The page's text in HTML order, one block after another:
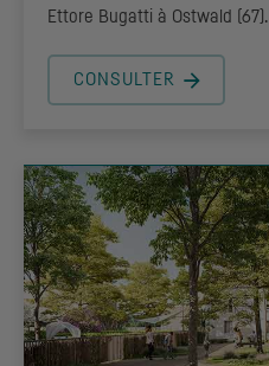
Ettore Bugatti à Ostwald (67).
CONSULTER